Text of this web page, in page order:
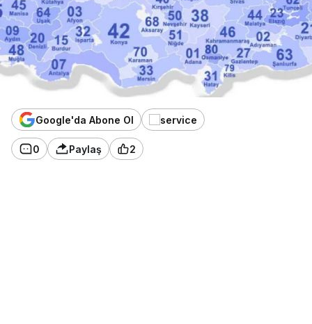
Google'da Abone Ol
0 Paylaş 2